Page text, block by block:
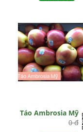
Táo Ambrosia Mỹ
0 đ